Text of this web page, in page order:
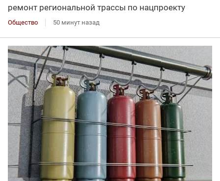
ремонт региональной трассы по нацпроекту
Общество 50 минут назад